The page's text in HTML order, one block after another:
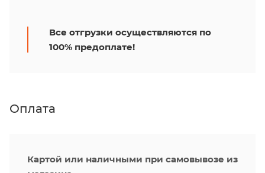
Все отгрузки осуществляются по
100% предоплате!
Оплата
Картой или наличными при самовывозе из